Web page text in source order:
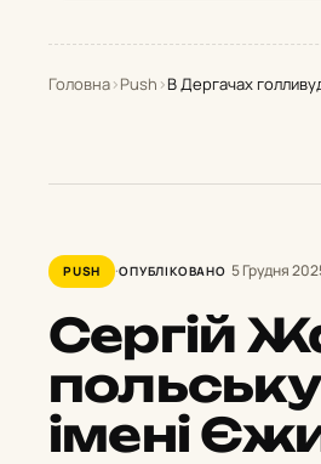
Головна›Push ›В Дергачах
PUSH ОПУБЛІКОВАНО 5 Грудня
Сергій
імені